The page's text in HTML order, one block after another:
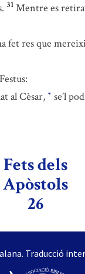
31 Mentre es
fet res que
al Cèsar, * se’l
Fets dels
Apòstols
26
Traducció